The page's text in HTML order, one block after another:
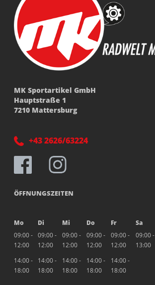
MK Sportartikel GmbH
Hauptstraße 1
7210 Mattersburg
+43 2626/63224
ÖFFNUNGSZEITEN
Mo Di Mi Do Fr
Sa
09:00 -
12:00
09:00 -
12:00
09:00 -
12:00
09:00 -
12:00
09:00 -
12:00
09:00 -
13:00
14:00 -
18:00
14:00 -
18:00
14:00 -
18:00
14:00 -
18:00
14:00 -
18:00